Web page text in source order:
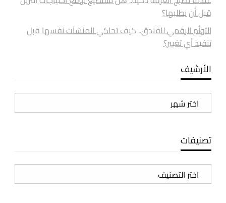
قبل أن يطلبها؟
التوأم الرقمي للفندق.. كيف تحاكي المنشآت نفسها قبل
تنفيذ أي تغيير؟
الأرشيف
الأرشيف
تصنيفات
تصنيفات